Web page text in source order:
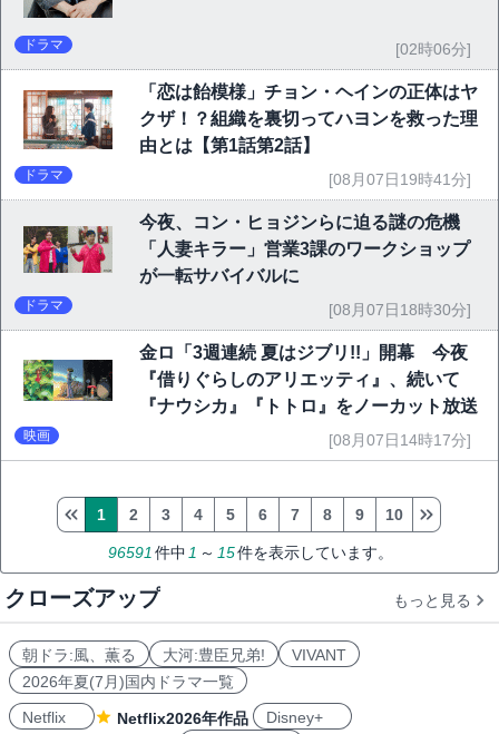
ドラマ [02時06分]
「恋は飴模様」チョン・ヘインの正体はヤ
クザ！？組織を裏切ってハヨンを救った理
由とは【第1話第2話】
ドラマ [08月07日19時41分]
今夜、コン・ヒョジンらに迫る謎の危機
「人妻キラー」営業3課のワークショップ
が一転サバイバルに
ドラマ [08月07日18時30分]
金ロ「3週連続 夏はジブリ!!」開幕 今夜
『借りぐらしのアリエッティ』、続いて
『ナウシカ』『トトロ』をノーカット放送
映画 [08月07日14時17分]
96591 件中 1 ～ 15件を表示しています。
1 2 3 4 5 6 7 8 9 10
クローズアップ もっと見る
朝ドラ:風、薫る 大河:豊臣兄弟!
VIVANT
2026年夏(7月)国内ドラマ一覧
Netflix
Netflix2026年作品
Disney+